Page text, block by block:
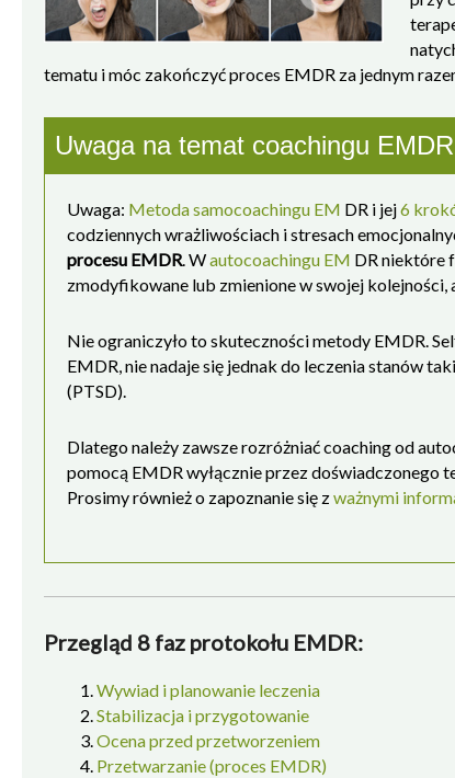
tematu i móc zakończyć proces EMDR za jednym
Uwaga na temat coachingu EMDR
Uwaga: Metoda samocoachingu EM DR i jej6
codziennych wrażliwościach i stresach
procesu EMDR. Wautocoachingu EM DR niektóre
zmodyfikowane lub zmienione w swojej kolejności,
Nie ograniczyło to skuteczności metody EMDR.
EMDR, nie nadaje się jednak do leczenia stanów
(PTSD).
Dlatego należy zawsze rozróżniać coaching od
pomocą EMDR wyłącznie przez doświadczonego
Prosimy również o zapoznanie się zważnymi
Przegląd 8 faz protokołu EMDR:
Wywiad i planowanie leczenia
Stabilizacja i przygotowanie
Ocena przed przetworzeniem
Przetwarzanie (proces EMDR)
by były dla mnie trwałe?